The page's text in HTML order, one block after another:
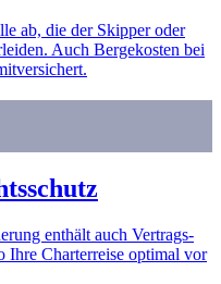
ab, die der Skipper oder
Auch Bergekosten bei
enthält auch Vertrags-
Ihre Charterreise optimal vor